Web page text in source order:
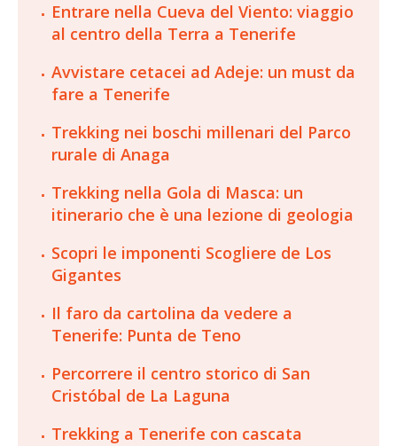
Entrare nella Cueva del Viento: viaggio
al centro della Terra a Tenerife
Avvistare cetacei ad Adeje: un must da
fare a Tenerife
Trekking nei boschi millenari del Parco
rurale di Anaga
Trekking nella Gola di Masca: un
itinerario che è una lezione di geologia
Scopri le imponenti Scogliere de Los
Gigantes
Il faro da cartolina da vedere a
Tenerife: Punta de Teno
Percorrere il centro storico di San
Cristóbal de La Laguna
Trekking a Tenerife con cascata